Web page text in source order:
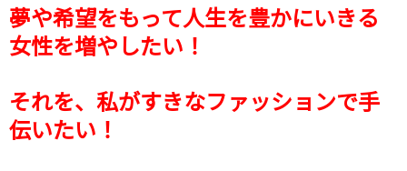
夢や希望をもって人生を豊かにいきる
女性を増やしたい！
それを、私がすきなファッションで手
伝いたい！